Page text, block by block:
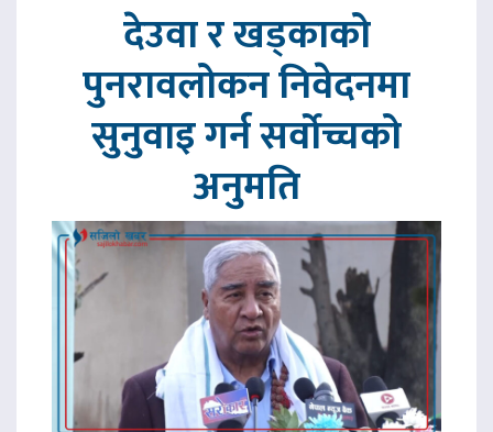
देउवा र खड्काको
पुनरावलोकन निवेदनमा
सुनुवाइ गर्न सर्वोच्चको
अनुमति